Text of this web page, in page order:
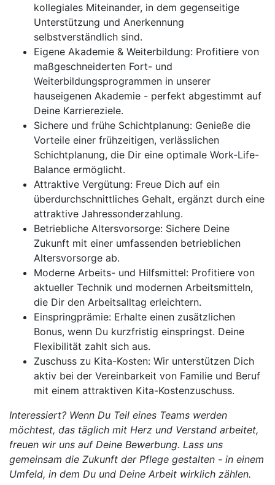
kollegiales Miteinander, in dem gegenseitige
Unterstützung und Anerkennung
selbstverständlich sind.
Eigene Akademie & Weiterbildung: Profitiere von
maßgeschneiderten Fort- und
Weiterbildungsprogrammen in unserer
hauseigenen Akademie - perfekt abgestimmt auf
Deine Karriereziele.
Sichere und frühe Schichtplanung: Genieße die
Vorteile einer frühzeitigen, verlässlichen
Schichtplanung, die Dir eine optimale Work-Life-
Balance ermöglicht.
Attraktive Vergütung: Freue Dich auf ein
überdurchschnittliches Gehalt, ergänzt durch eine
attraktive Jahressonderzahlung.
Betriebliche Altersvorsorge: Sichere Deine
Zukunft mit einer umfassenden betrieblichen
Altersvorsorge ab.
Moderne Arbeits- und Hilfsmittel: Profitiere von
aktueller Technik und modernen Arbeitsmitteln,
die Dir den Arbeitsalltag erleichtern.
Einspringprämie: Erhalte einen zusätzlichen
Bonus, wenn Du kurzfristig einspringst. Deine
Flexibilität zahlt sich aus.
Zuschuss zu Kita-Kosten: Wir unterstützen Dich
aktiv bei der Vereinbarkeit von Familie und Beruf
mit einem attraktiven Kita-Kostenzuschuss.
Interessiert? Wenn Du Teil eines Teams werden
möchtest, das täglich mit Herz und Verstand arbeitet,
freuen wir uns auf Deine Bewerbung. Lass uns
gemeinsam die Zukunft der Pflege gestalten - in einem
Umfeld, in dem Du und Deine Arbeit wirklich zählen.